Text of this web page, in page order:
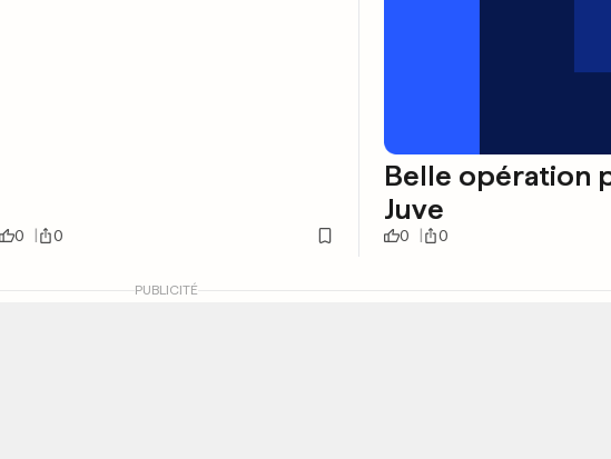
0 0
Belle opération
Juve
0 0
PUBLICITÉ